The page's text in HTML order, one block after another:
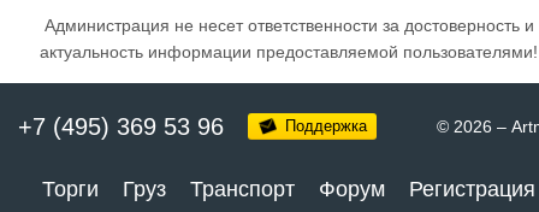
Администрация не несет ответственности за достоверность и
актуальность информации предоставляемой пользователями!
+7 (495) 369 53 96 Поддержка © 2026 –
Торги Груз Транспорт Форум Регистрация